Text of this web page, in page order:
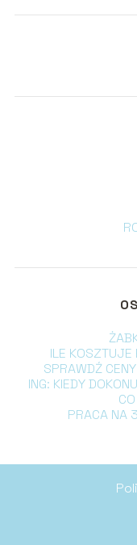
ILE KOSZTUJE
SPRAWDŹ
ING: KIEDY
PRACA NA